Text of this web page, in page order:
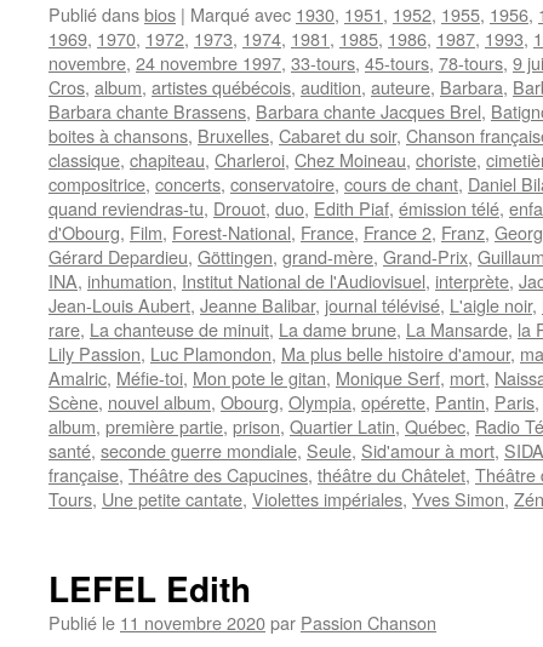
Publié dansbios | Marqué avec 1930, 1951, 1952, 1955, 1956,
1969, 1970, 1972, 1973, 1974, 1981, 1985, 1986, 1987, 1993,
novembre, 24 novembre 1997, 33-tours, 45-tours, 78-tours, 9
Cros, album, artistes québécois, audition, auteure, Barbara,
Barbara chante Brassens, Barbara chante Jacques Brel,
boites à chansons, Bruxelles, Cabaret du soir, Chanson
classique, chapiteau, Charleroi, Chez Moineau, choriste,
compositrice, concerts, conservatoire, cours de chant, Daniel
quand reviendras-tu, Drouot, duo, Edith Piaf, émission télé,
d'Obourg, Film, Forest-National, France, France 2, Franz,
Gérard Depardieu, Göttingen, grand-mère, Grand-Prix,
INA, inhumation, Institut National de l'Audiovisuel, interprète,
Jean-Louis Aubert, Jeanne Balibar, journal télévisé, L'aigle noir,
rare, La chanteuse de minuit, La dame brune, La Mansarde, la
Lily Passion, Luc Plamondon, Ma plus belle histoire d'amour,
Amalric, Méfie-toi, Mon pote le gitan, Monique Serf, mort,
Scène, nouvel album, Obourg, Olympia, opérette, Pantin, Paris,
album, première partie, prison, Quartier Latin, Québec, Radio
santé, seconde guerre mondiale, Seule, Sid'amour à mort, SIDA
française, Théâtre des Capucines, théâtre du Châtelet, Théâtre
Tours, Une petite cantate, Violettes impériales, Yves Simon,
LEFEL Edith
Publié le 11 novembre 2020par Passion Chanson